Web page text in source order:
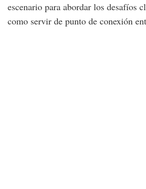
escenario para abordar los desafíos
como servir de punto de conexión